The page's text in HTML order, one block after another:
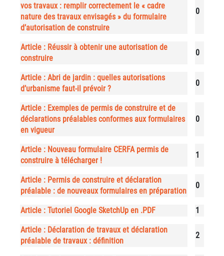
vos travaux : remplir correctement le « cadre
nature des travaux envisagés » du formulaire
d’autorisation de construire
0
Article : Réussir à obtenir une autorisation de
construire
0
Article : Abri de jardin : quelles autorisations
d’urbanisme faut-il prévoir ?
0
Article : Exemples de permis de construire et de
déclarations préalables conformes aux formulaires
en vigueur
0
Article : Nouveau formulaire CERFA permis de
construire à télécharger !
1
Article : Permis de construire et déclaration
préalable : de nouveaux formulaires en préparation
0
Article : Tutoriel Google SketchUp en .PDF 1
Article : Déclaration de travaux et déclaration
préalable de travaux : définition
2